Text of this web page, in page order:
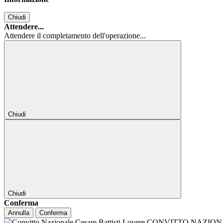
Chiudi
Attendere...
Attendere il completamento dell'operazione...
Chiudi
Chiudi
Conferma
Annulla Conferma